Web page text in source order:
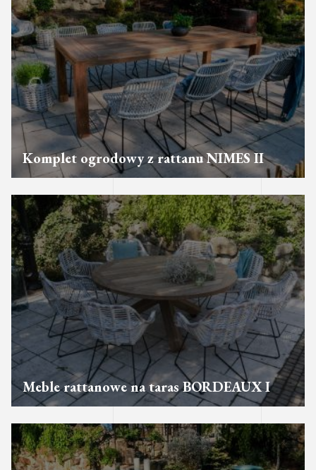
Komplet ogrodowy z rattanu NIMES II
Meble rattanowe na taras BORDEAUX I